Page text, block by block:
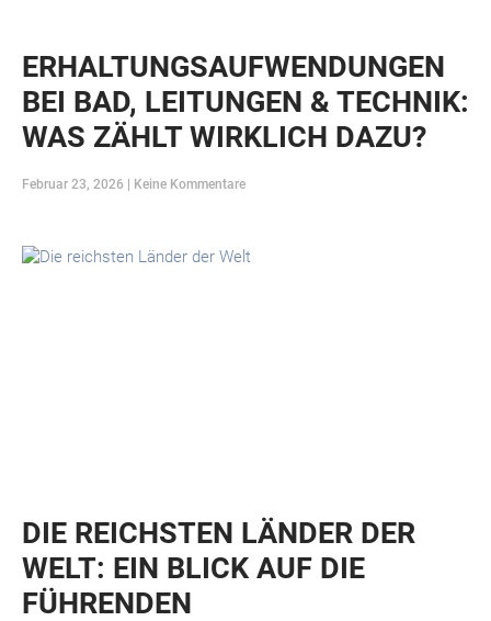
ERHALTUNGSAUFWENDUNGEN
BEI BAD, LEITUNGEN & TECHNIK:
WAS ZÄHLT WIRKLICH DAZU?
Februar 23, 2026 Keine Kommentare
DIE REICHSTEN LÄNDER DER
WELT: EIN BLICK AUF DIE
FÜHRENDEN